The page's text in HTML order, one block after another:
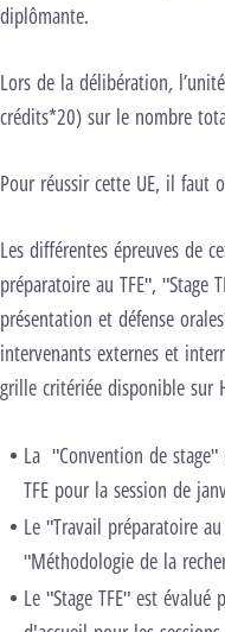
diplômante.
Lors de la délibération,
crédits*20) sur le nombre
Pour réussir cette UE, il
Les différentes épreuves de
préparatoire au TFE", "Stage
présentation et défense
intervenants externes et
grille critériée disponible sur
La "Convention de stage"
TFE pour la session de
Le "Travail préparatoire
"Méthodologie de la
Le "Stage TFE" est